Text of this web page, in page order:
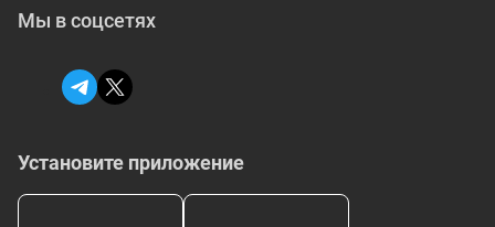
Установите приложение
Мы в соцсетях